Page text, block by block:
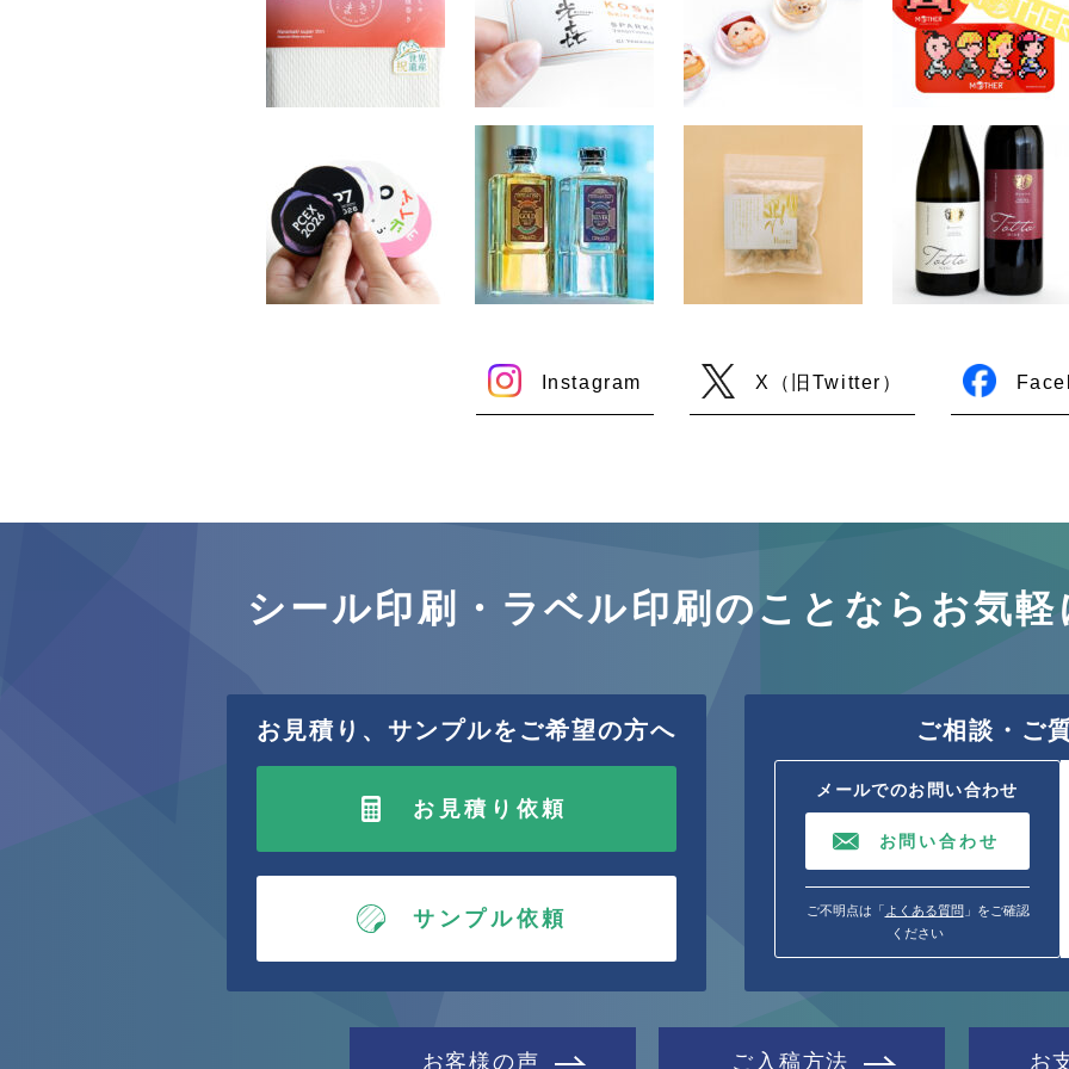
Instagram X（旧Twitter）
シール印刷・ラベル印刷のことならお気
お見積り、サンプルをご希望の方へ
お見積り依頼
サンプル依頼
ご相談・ご
メールでのお問い合わせ
お問い合わせ
ご不明点は「 よくある質問 」をご確認
ください
お客様の声 ご入稿方法 お